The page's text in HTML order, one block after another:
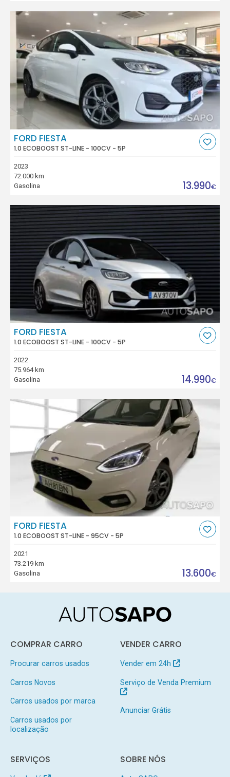
FORD FIESTA
1.0 ECOBOOST ST-LINE - 100CV - 5P
2023
72.000 km
Gasolina
13.990€
FORD FIESTA
1.0 ECOBOOST ST-LINE - 100CV - 5P
2022
75.964 km
Gasolina
14.990€
FORD FIESTA
1.0 ECOBOOST ST-LINE - 95CV - 5P
2021
73.219 km
Gasolina
13.600€
COMPRAR CARRO
Procurar carros usados
Carros Novos
Carros usados por marca
Carros usados por
localização
VENDER CARRO
Vender em 24h
Serviço de Venda Premium
Anunciar Grátis
SERVIÇOS SOBRE NÓS